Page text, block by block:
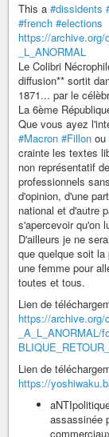
This a #dissidents
#french #elections
https://archive.org/
_L_ANORMAL
Le Colibri
diffusion** sortit
1871... par le
La 6ème
Que vous ayez
#Macron #Fillon ou
crainte les textes
non représentatif
professionnels
d'opinion, d'une
national et d'autre
s'apercevoir qu'on
D'ailleurs je ne
que quelque soit
une femme pour
toutes et tous.
Lien de
https://archive.org/
Lien de
https://
assassinée